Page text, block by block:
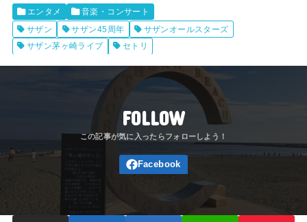
エンタメ
音楽・コンサート
サザン
サザン45周年
サザンオールスターズ
サザン茅ヶ崎ライブ
セトリ
FOLLOW